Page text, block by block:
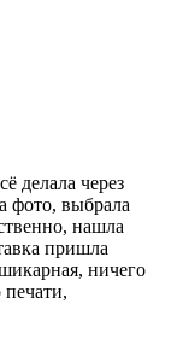
делала через
фото, выбрала
нашла
пришла
ничего
печати,